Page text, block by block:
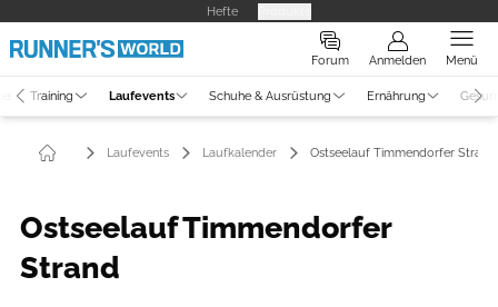
Hefte
Forum Anmelden Menü
Training Laufevents Schuhe & Ausrüstung Ernährung
Laufevents Laufkalender Ostseelauf Timmendorfer Strand
Ostseelauf Timmendorfer
Strand